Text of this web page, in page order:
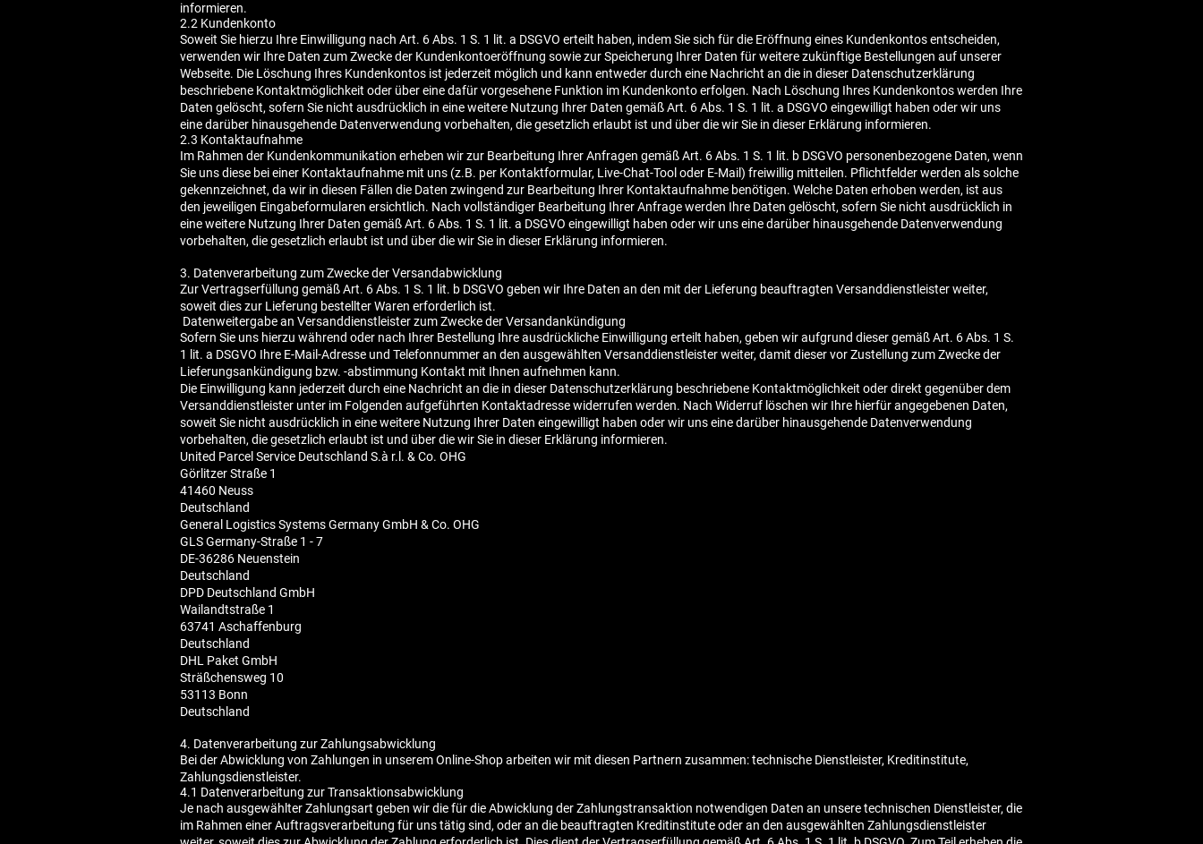
informieren.
2.2 Kundenkonto
Soweit Sie hierzu Ihre Einwilligung nach Art. 6 Abs. 1 S. 1 lit. a DSGVO erteilt haben, indem Sie sich für die Eröffnung eines Kundenkontos entscheiden,
verwenden wir Ihre Daten zum Zwecke der Kundenkontoeröffnung sowie zur Speicherung Ihrer Daten für weitere zukünftige Bestellungen auf unserer
Webseite. Die Löschung Ihres Kundenkontos ist jederzeit möglich und kann entweder durch eine Nachricht an die in dieser Datenschutzerklärung
beschriebene Kontaktmöglichkeit oder über eine dafür vorgesehene Funktion im Kundenkonto erfolgen. Nach Löschung Ihres Kundenkontos werden Ihre
Daten gelöscht, sofern Sie nicht ausdrücklich in eine weitere Nutzung Ihrer Daten gemäß Art. 6 Abs. 1 S. 1 lit. a DSGVO eingewilligt haben oder wir uns
eine darüber hinausgehende Datenverwendung vorbehalten, die gesetzlich erlaubt ist und über die wir Sie in dieser Erklärung informieren.
2.3 Kontaktaufnahme
Im Rahmen der Kundenkommunikation erheben wir zur Bearbeitung Ihrer Anfragen gemäß Art. 6 Abs. 1 S. 1 lit. b DSGVO personenbezogene Daten, wenn
Sie uns diese bei einer Kontaktaufnahme mit uns (z.B. per Kontaktformular, Live-Chat-Tool oder E-Mail) freiwillig mitteilen. Pflichtfelder werden als solche
gekennzeichnet, da wir in diesen Fällen die Daten zwingend zur Bearbeitung Ihrer Kontaktaufnahme benötigen. Welche Daten erhoben werden, ist aus
den jeweiligen Eingabeformularen ersichtlich. Nach vollständiger Bearbeitung Ihrer Anfrage werden Ihre Daten gelöscht, sofern Sie nicht ausdrücklich in
eine weitere Nutzung Ihrer Daten gemäß Art. 6 Abs. 1 S. 1 lit. a DSGVO eingewilligt haben oder wir uns eine darüber hinausgehende Datenverwendung
vorbehalten, die gesetzlich erlaubt ist und über die wir Sie in dieser Erklärung informieren.
3. Datenverarbeitung zum Zwecke der Versandabwicklung
Zur Vertragserfüllung gemäß Art. 6 Abs. 1 S. 1 lit. b DSGVO geben wir Ihre Daten an den mit der Lieferung beauftragten Versanddienstleister weiter,
soweit dies zur Lieferung bestellter Waren erforderlich ist.
Datenweitergabe an Versanddienstleister zum Zwecke der Versandankündigung
Sofern Sie uns hierzu während oder nach Ihrer Bestellung Ihre ausdrückliche Einwilligung erteilt haben, geben wir aufgrund dieser gemäß Art. 6 Abs. 1 S.
1 lit. a DSGVO Ihre E-Mail-Adresse und Telefonnummer an den ausgewählten Versanddienstleister weiter, damit dieser vor Zustellung zum Zwecke der
Lieferungsankündigung bzw. -abstimmung Kontakt mit Ihnen aufnehmen kann.
Die Einwilligung kann jederzeit durch eine Nachricht an die in dieser Datenschutzerklärung beschriebene Kontaktmöglichkeit oder direkt gegenüber dem
Versanddienstleister unter im Folgenden aufgeführten Kontaktadresse widerrufen werden. Nach Widerruf löschen wir Ihre hierfür angegebenen Daten,
soweit Sie nicht ausdrücklich in eine weitere Nutzung Ihrer Daten eingewilligt haben oder wir uns eine darüber hinausgehende Datenverwendung
vorbehalten, die gesetzlich erlaubt ist und über die wir Sie in dieser Erklärung informieren.
United Parcel Service Deutschland S.à r.l. & Co. OHG
Görlitzer Straße 1
41460 Neuss
Deutschland
General Logistics Systems Germany GmbH & Co. OHG
GLS Germany-Straße 1 - 7
DE-36286 Neuenstein
Deutschland
DPD Deutschland GmbH
Wailandtstraße 1
63741 Aschaffenburg
Deutschland
DHL Paket GmbH
Sträßchensweg 10
53113 Bonn
Deutschland
4. Datenverarbeitung zur Zahlungsabwicklung
Bei der Abwicklung von Zahlungen in unserem Online-Shop arbeiten wir mit diesen Partnern zusammen: technische Dienstleister, Kreditinstitute,
Zahlungsdienstleister.
4.1 Datenverarbeitung zur Transaktionsabwicklung
Je nach ausgewählter Zahlungsart geben wir die für die Abwicklung der Zahlungstransaktion notwendigen Daten an unsere technischen Dienstleister, die
im Rahmen einer Auftragsverarbeitung für uns tätig sind, oder an die beauftragten Kreditinstitute oder an den ausgewählten Zahlungsdienstleister